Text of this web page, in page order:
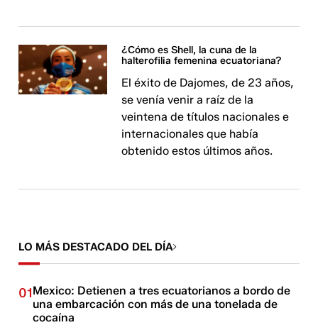
¿Cómo es Shell, la cuna de la
halterofilia femenina ecuatoriana?
El éxito de Dajomes, de 23 años,
se venía venir a raíz de la
veintena de títulos nacionales e
internacionales que había
obtenido estos últimos años.
LO MÁS DESTACADO DEL DÍA
01Mexico: Detienen a tres ecuatorianos a bordo de
una embarcación con más de una tonelada de
cocaína